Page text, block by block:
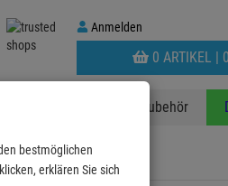
Anmelden
Anmelden
WARENKORB
AUFKLAPPEN
0 ARTIKEL |
Zubehör
schwar…
bestmöglichen
erklären Sie sich